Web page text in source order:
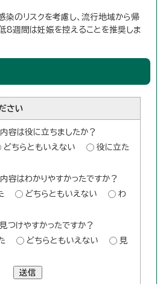
染のリスクを考慮し、流行地域から帰
8週間は妊娠を控えることを推奨しま
さい
容は役に立ちましたか？
どちらともいえない
役に立た
容はわかりやすかったですか？
どちらともいえない
わ
つけやすかったですか？
どちらともいえない
見
送信